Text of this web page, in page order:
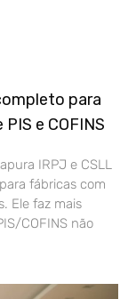
para
e COFINS
IRPJ e CSLL
fábricas com
Ele faz mais
COFINS não